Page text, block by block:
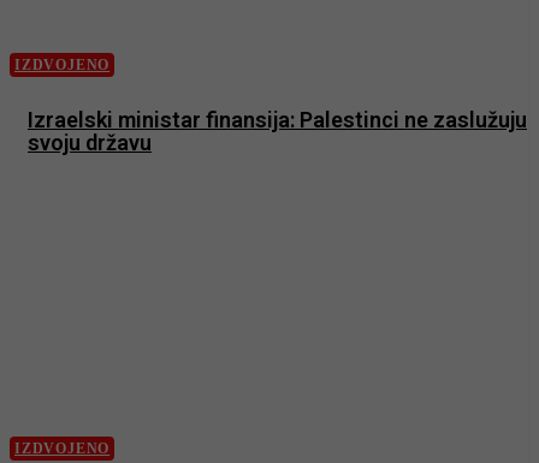
IZDVOJENO
Izraelski ministar finansija: Palestinci ne zaslužuju
svoju državu
IZDVOJENO